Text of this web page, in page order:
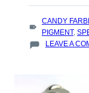
TAGS
:
CANDY
PIGMENT,
LEAVE A